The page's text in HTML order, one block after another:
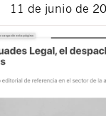
11 de junio de